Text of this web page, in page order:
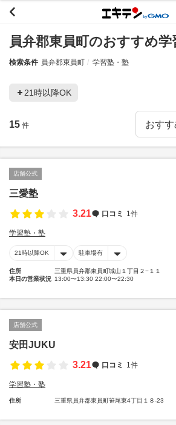
員弁郡東員町のおすすめ学
検索条件 員弁郡東員町 学習塾・塾
21時以降OK
15 件
店舗公式
三愛塾
3.21
口コミ 1件
学習塾・塾
21時以降OK 駐車場有
住所
三重県員弁郡東員町城山１丁目２−１１
本日の営業状況 13:00〜13:30 22:00〜22:30
店舗公式
安田JUKU
3.21
口コミ 1件
学習塾・塾
住所 三重県員弁郡東員町笹尾東4丁目１８-23